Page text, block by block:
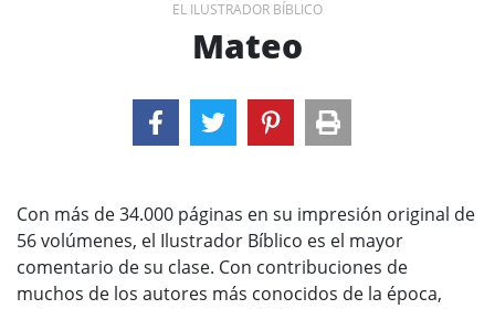
EL ILUSTRADOR BÍBLICO
Mateo
Con más de 34.000 páginas en su impresión original de
56 volúmenes, el Ilustrador Bíblico es el mayor
comentario de su clase. Con contribuciones de
muchos de los autores más conocidos de la época,